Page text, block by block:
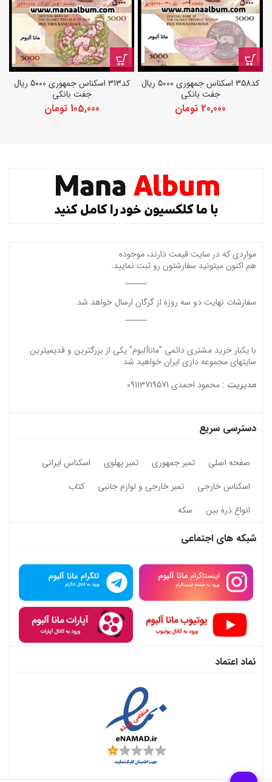
کد358 اسکناس جمهوری 5000 ریال
جفت بانکی
20,000 تومان
کد313 اسکناس جمهوری 5000 ریال
جفت بانکی
105,000 تومان
مواردی که در سایت قیمت دارند، موجوده
هم اکنون میتونید سفارشتون رو ثبت نمایید.
سفارشات نهایت دو سه روزه از گرگان ارسال خواهد شد.
با یکبار خرید مشتری دائمی "ماناآلبوم" یکی از بزرگترین و قدیمیترین
سایتهای مجموعه داری ایران خواهید شد
مدیریت : محمود احمدی 09113719571
دسترسی سریع
صفحه اصلی تمبر جمهوری تمبر پهلوی
اسکناس ایرانی
اسکناس خارجی
تمبر خارجی و لوازم جانبی
کتاب
انواع ذره بین
سکه
شبکه های اجتماعی
نماد اعتماد